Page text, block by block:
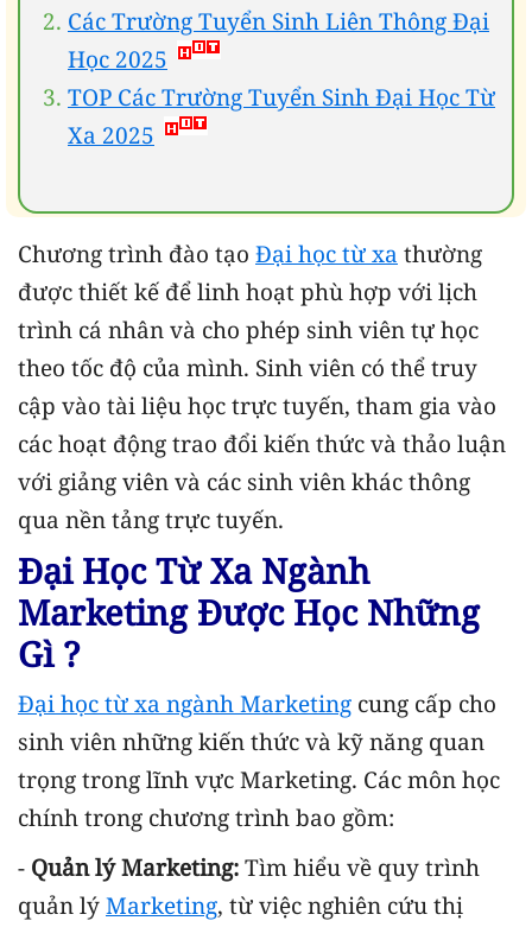
Các Trường Tuyển Sinh Liên Thông Đại
Học 2025
TOP Các Trường Tuyển Sinh Đại Học Từ
Xa 2025
Chương trình đào tạo Đại học từ xa thường
được thiết kế để linh hoạt phù hợp với lịch
trình cá nhân và cho phép sinh viên tự học
theo tốc độ của mình. Sinh viên có thể truy
cập vào tài liệu học trực tuyến, tham gia vào
các hoạt động trao đổi kiến thức và thảo luận
với giảng viên và các sinh viên khác thông
qua nền tảng trực tuyến.
Đại Học Từ Xa Ngành
Marketing Được Học Những
Gì ?
Đại học từ xa ngành Marketing cung cấp cho
sinh viên những kiến thức và kỹ năng quan
trọng trong lĩnh vực Marketing. Các môn học
chính trong chương trình bao gồm:
- Quản lý Marketing: Tìm hiểu về quy trình
quản lý Marketing, từ việc nghiên cứu thị